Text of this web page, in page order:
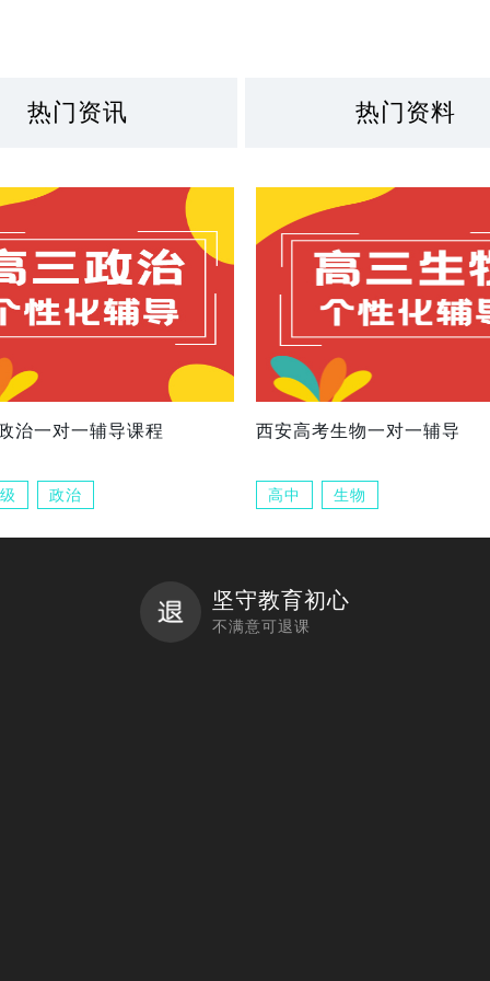
热门资讯 热门资料
治一对一辅导课程
政治
西安高考生物一对一辅导
高中 生物
坚守教育初心
不满意可退课